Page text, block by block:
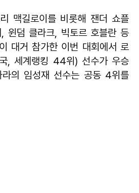
맥길로이를 비롯해 잰더 쇼플
윈덤 클라크, 빅토르 호블란 등
대거 참가한 이번 대회에서 로
, 세계랭킹 44위) 선수가 우승
의 임성재 선수는 공동 4위를